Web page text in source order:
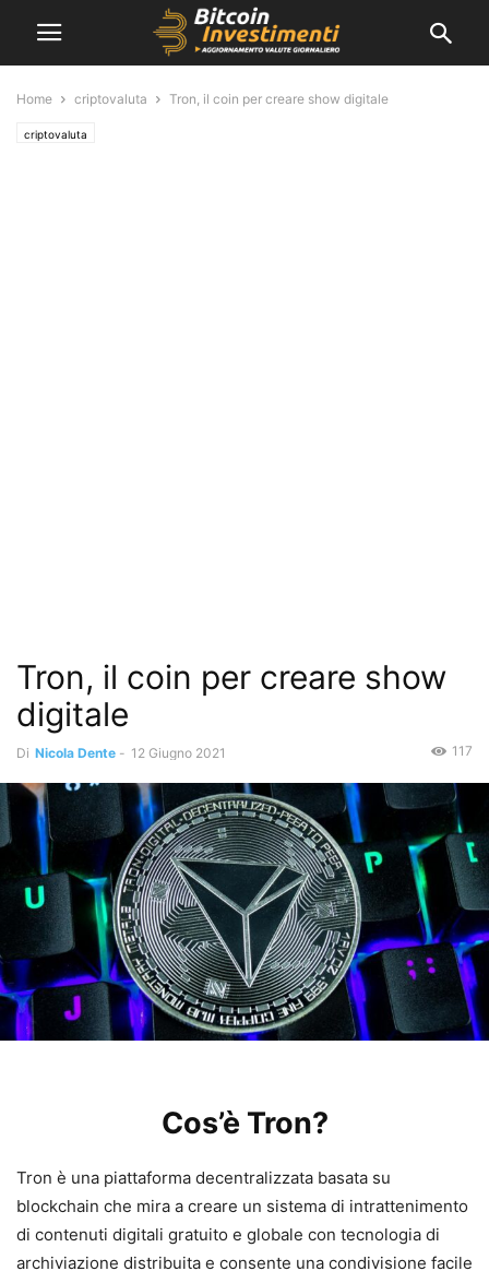
Home criptovaluta Tron, il coin per creare show digitale
criptovaluta
Tron, il coin per creare show
digitale
Di Nicola Dente - 12 Giugno 2021 117
Cos’è Tron?
Tron è una piattaforma decentralizzata basata su
blockchain che mira a creare un sistema di intrattenimento
di contenuti digitali gratuito e globale con tecnologia di
archiviazione distribuita e consente una condivisione facile